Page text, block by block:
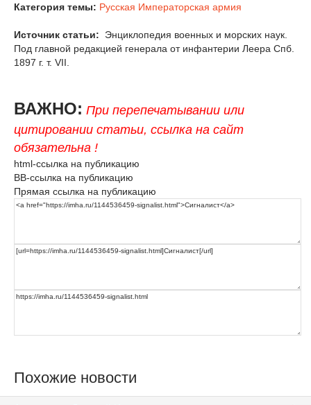
Категория темы: Русская Императорская армия
Источник статьи:
Энциклопедия военных и морских наук.
Под главной редакцией генерала от инфантерии Леера Спб.
1897 г. т. VII.
ВАЖНО: При перепечатывании или
цитировании статьи, ссылка на сайт
обязательна !
html-ссылка на публикацию
BB-ссылка на публикацию
Прямая ссылка на публикацию
Похожие новости